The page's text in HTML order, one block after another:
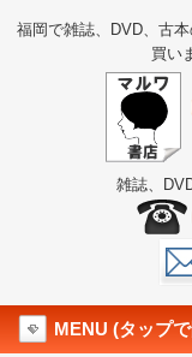
福岡で雑誌、DVD、古
買い
雑誌、
MENU (タップ